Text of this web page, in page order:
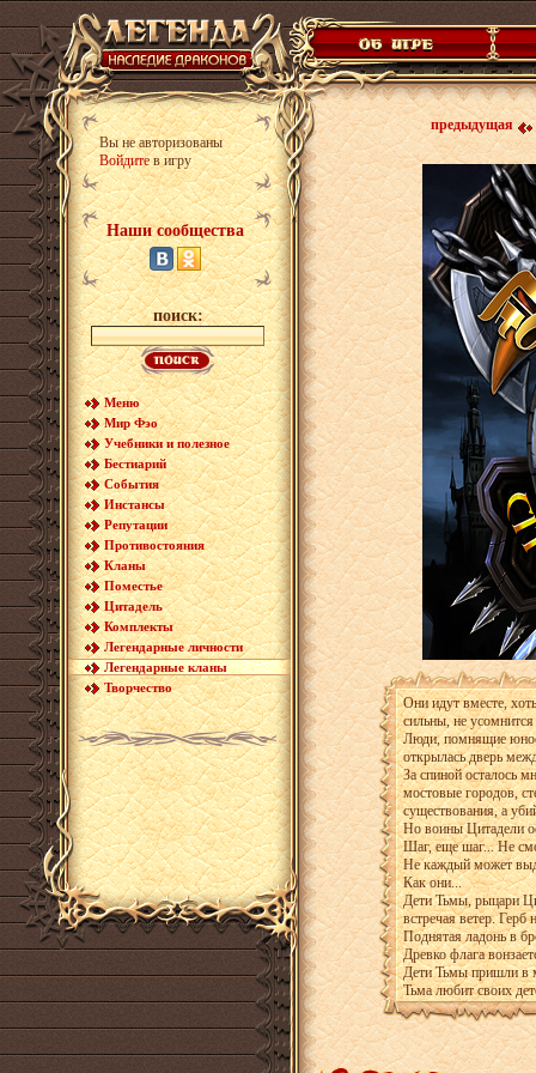
Вы не авторизованы
Войдитев игру
Наши сообщества
поиск:
Меню
Мир Фэо
Учебники и полезное
Бестиарий
События
Инстансы
Репутации
Противостояния
Кланы
Поместье
Цитадель
Комплекты
Легендарные личности
Легендарные кланы
Творчество
предыдущая
Они идут вместе,
сильны, не усомнится
Люди, помнящие
открылась дверь
За спиной осталось
мостовые городов,
существования, а
Но воины Цитадели
Шаг, еще шаг... Не
Не каждый может
Как они...
Дети Тьмы, рыцари
встречая ветер. Герб
Поднятая ладонь в
Древко флага
Дети Тьмы пришли в
Тьма любит своих